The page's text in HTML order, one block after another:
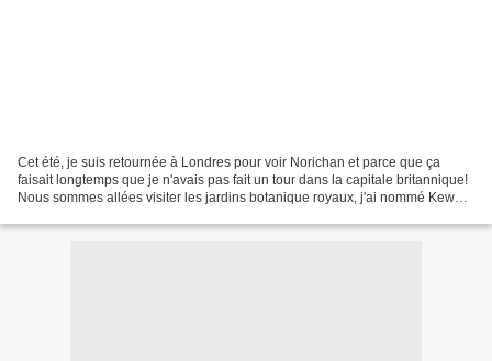
Cet été, je suis retournée à Londres pour voir Norichan et parce que ça
faisait longtemps que je n'avais pas fait un tour dans la capitale britannique!
Nous sommes allées visiter les jardins botanique royaux, j'ai nommé Kew